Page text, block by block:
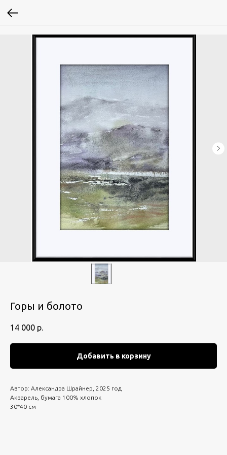
Горы и болото
14 000 р.
Добавить в корзину
Автор: Александра Шрайнер, 2025 год
Акварель, бумага 100% хлопок
30*40 см